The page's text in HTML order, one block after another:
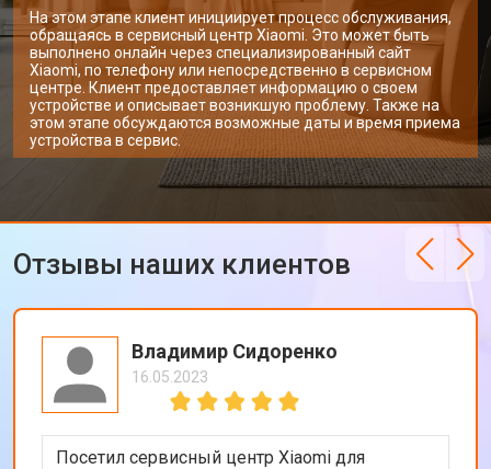
Ремонт купюроприемника от 4700 ₽ Заказать
Замена сетевого трансформатора от 4500 ₽ Заказать
Ремонт микро-лифта от 5500 ₽ Заказать
На этом этапе клиент инициирует процесс обслуживания,
обращаясь в сервисный центр Xiaomi. Это может быть
выполнено онлайн через специализированный сайт
Xiaomi, по телефону или непосредственно в сервисном
центре. Клиент предоставляет информацию о своем
устройстве и описывает возникшую проблему. Также на
этом этапе обсуждаются возможные даты и время приема
устройства в сервис.
Отзывы наших клиентов
Владимир Сидоренко
16.05.2023
Посетил сервисный центр Xiaomi для